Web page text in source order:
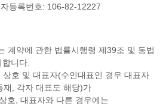
등록번호: 106-82-12227
계약에 관한 법률시행령 제39조 및 동법
니다.
호 및 대표자(수인대표인 경우 대표자
재, 각자 대표도 해당)가
호, 대표자와 다른 경우에는